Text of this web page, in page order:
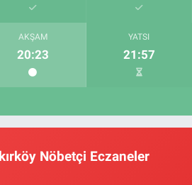
AKŞAM
20:23
YATSI
21:57
Nöbetçi Eczaneler